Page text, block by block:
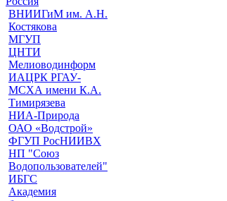
ВНИИГиМ им. А.Н.
Костякова
МГУП
ЦНТИ
Мелиоводинформ
ИАЦРК РГАУ-
МСХА имени К.А.
Тимирязева
НИА-Природа
ОАО «Водстрой»
ФГУП РосНИИВХ
НП "Союз
Водопользователей"
ИБГС
Академия